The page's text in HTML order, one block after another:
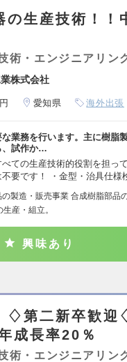
の生産技術！
術・エンジニアリン
株式会社
愛知県 海外出張
業務を行います。主に樹脂
、試作か…
ての生産技術的役割を担っ
要です！ ・金型・治具仕様
製造・販売事業 合成樹脂部品
産・組立。
興味あり
♢第二新卒歓
成長率20％
術・エンジニアリン